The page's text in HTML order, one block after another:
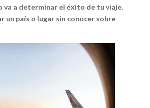
va a determinar el éxito de tu viaje.
un país o lugar sin conocer sobre